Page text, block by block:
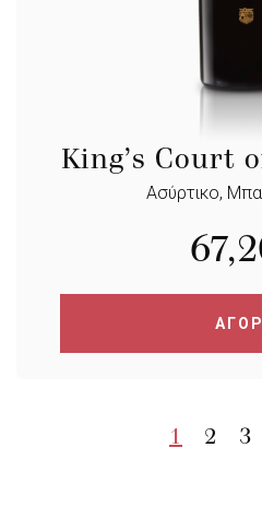
King’s Court
Ασύρτικο,
1 2 3